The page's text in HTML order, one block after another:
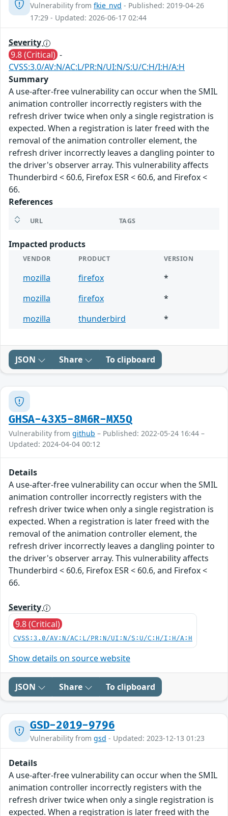
Vulnerability from fkie_nvd - Published: 2019-04-26
17:29 - Updated: 2026-06-17 02:44
Severity
9.8 (Critical) -
CVSS:3.0/AV:N/AC:L/PR:N/UI:N/S:U/C:H/I:H/A:H
Summary
A use-after-free vulnerability can occur when the SMIL
animation controller incorrectly registers with the
refresh driver twice when only a single registration is
expected. When a registration is later freed with the
removal of the animation controller element, the
refresh driver incorrectly leaves a dangling pointer to
the driver's observer array. This vulnerability affects
Thunderbird < 60.6, Firefox ESR < 60.6, and Firefox <
66.
References
URL TAGS
Impacted products
VENDOR PRODUCT VERSION
mozilla firefox
*
mozilla
firefox
*
mozilla
thunderbird *
JSON Share To clipboard
GHSA-43X5-8M6R-MX5Q
Vulnerability from github – Published: 2022-05-24 16:44 –
Updated: 2024-04-04 00:12
Details
A use-after-free vulnerability can occur when the SMIL
animation controller incorrectly registers with the
refresh driver twice when only a single registration is
expected. When a registration is later freed with the
removal of the animation controller element, the
refresh driver incorrectly leaves a dangling pointer to
the driver's observer array. This vulnerability affects
Thunderbird < 60.6, Firefox ESR < 60.6, and Firefox <
66.
Severity
9.8 (Critical)
CVSS:3.0/AV:N/AC:L/PR:N/UI:N/S:U/C:H/I:H/A:H
Show details on source website
JSON Share To clipboard
GSD-2019-9796
Vulnerability from gsd - Updated: 2023-12-13 01:23
Details
A use-after-free vulnerability can occur when the SMIL
animation controller incorrectly registers with the
refresh driver twice when only a single registration is
expected. When a registration is later freed with the